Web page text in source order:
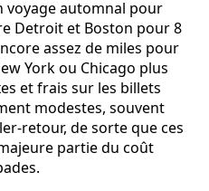
voyage automnal pour
Detroit et Boston pour 8
assez de miles pour
York ou Chicago plus
et frais sur les billets
modestes, souvent
retour, de sorte que ces
partie du coût